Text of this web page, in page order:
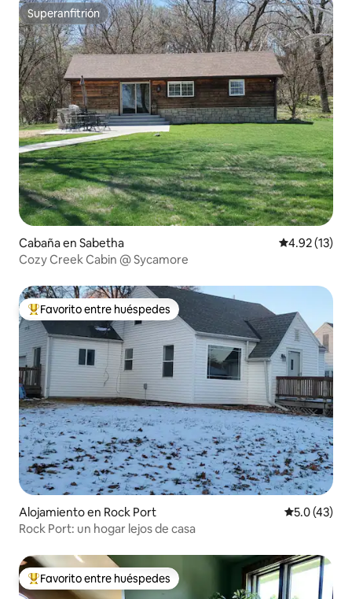
Superanfitrión
Superanfitrión
Cabaña en Sabetha Calificación
4.92 (13)
Cozy Creek Cabin @ Sycamore
Favorito entre huéspedes preferido
Favorito entre huéspedes
Alojamiento en Rock Port Calificación
5.0 (43)
Rock Port: un hogar lejos de casa
Favorito entre huéspedes preferido
Favorito entre huéspedes